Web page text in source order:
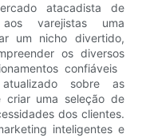
atacadista de
varejistas uma
um nicho divertido,
os diversos
confiáveis
sobre as
criar uma seleção de
dos clientes.
inteligentes e